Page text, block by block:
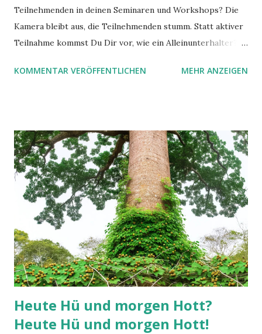
Teilnehmenden in deinen Seminaren und Workshops? Die
Kamera bleibt aus, die Teilnehmenden stumm. Statt aktiver
Teilnahme kommst Du Dir vor, wie ein Alleinunterhalter?
Seminarruder aus der Hand nehmen zu wollen?
KOMMENTAR VERÖFFENTLICHEN MEHR ANZEIGEN
Heute Hü und morgen Hott?
Heute Hü und morgen Hott!